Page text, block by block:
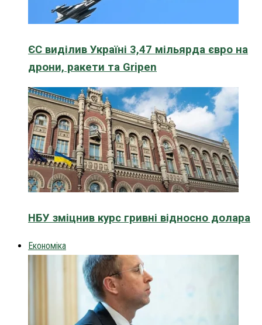
ЄС виділив Україні 3,47 мільярда євро на
дрони, ракети та Gripen
НБУ зміцнив курс гривні відносно долара
Економіка